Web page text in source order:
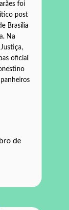
foi
post
Brasília
Na
oficial
de